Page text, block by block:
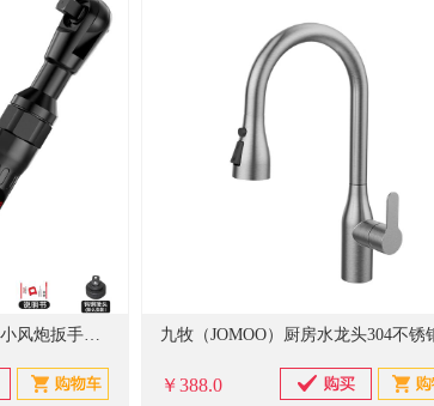
德力西棘轮扳手大扭力直角小风炮扳手气动工具骁将款3/8效选套餐
￥388.0